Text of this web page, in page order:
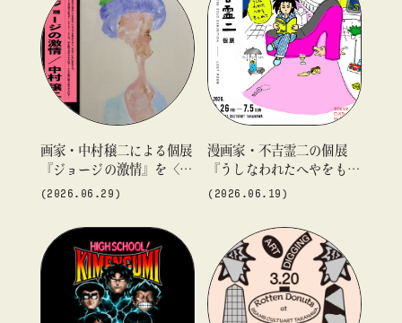
#アイドル
#アトリエ #アニメ
#エンタメ
#ギャラリー
#グッズ
#デザイン
#ビームス カルチャー ト 高輪
#ビームス ジャパン
#ファッション
#フェニカ
#マンガ
#モノ・カルチャー図録
#ライブ #レコード
#写真
#抽選販売
#漫画 #現代アート #絵画
#美術館
画家・中村穣二による個展
『ジョージの激情』を〈T
OKYO CULTUART by BEA
(2026.06.29)
漫画家・不吉霊二の個展
『うしなわれたへやをもと
めて』を「ビームス カル
催！〈TOKYO CULTUART
by BEAMS〉とコラボレー
ションしたアイテムや20
枚限定のTシャツを発売！
(2026.06.19)